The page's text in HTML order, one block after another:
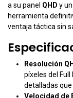
a su panel QHD y
herramienta
ventaja táctica sin
Resolución
píxeles del
detalladas que
Velocidad de